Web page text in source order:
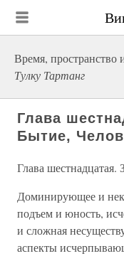
Время, пространство
Тулку Тартанг
Глава
Бытие,
Глава
Доминирующее и
подъем и юность,
и сложная
аспекты